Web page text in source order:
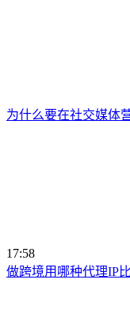
为什么要在社交媒体
17:58
做跨境用哪种代理IP